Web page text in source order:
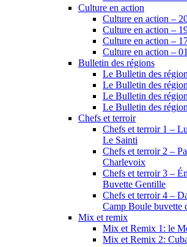
Culture en action
Culture en action –
Culture en action –
Culture en action –
Culture en action –
Bulletin des régions
Le Bulletin des
Le Bulletin des
Le Bulletin des
Le Bulletin des
Chefs et terroir
Chefs et terroir 1 –
Le Sainti
Chefs et terroir 2 –
Charlevoix
Chefs et terroir 3 –
Buvette Gentille
Chefs et terroir 4 –
Camp Boule buvette
Mix et remix
Mix et Remix 1: le
Mix et Remix 2: